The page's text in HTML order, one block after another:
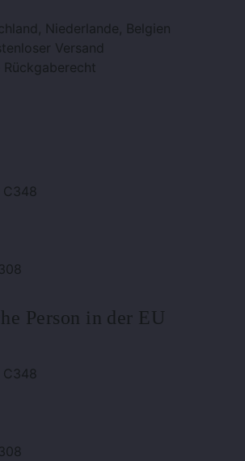
Niederlande, Belgien
Versand
Rückgaberecht
C348
Person in der EU
C348